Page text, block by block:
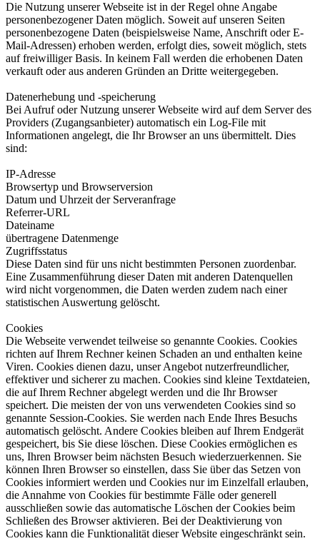
Die Nutzung unserer Webseite ist in der Regel ohne Angabe
personenbezogener Daten möglich. Soweit auf unseren Seiten
personenbezogene Daten (beispielsweise Name, Anschrift oder E-
Mail-Adressen) erhoben werden, erfolgt dies, soweit möglich, stets
auf freiwilliger Basis. In keinem Fall werden die erhobenen Daten
verkauft oder aus anderen Gründen an Dritte weitergegeben.
Datenerhebung und -speicherung
Bei Aufruf oder Nutzung unserer Webseite wird auf dem Server des
Providers (Zugangsanbieter) automatisch ein Log-File mit
Informationen angelegt, die Ihr Browser an uns übermittelt. Dies
sind:
IP-Adresse
Browsertyp und Browserversion
Datum und Uhrzeit der Serveranfrage
Referrer-URL
Dateiname
übertragene Datenmenge
Zugriffsstatus
Diese Daten sind für uns nicht bestimmten Personen zuordenbar.
Eine Zusammenführung dieser Daten mit anderen Datenquellen
wird nicht vorgenommen, die Daten werden zudem nach einer
statistischen Auswertung gelöscht.
Cookies
Die Webseite verwendet teilweise so genannte Cookies. Cookies
richten auf Ihrem Rechner keinen Schaden an und enthalten keine
Viren. Cookies dienen dazu, unser Angebot nutzerfreundlicher,
effektiver und sicherer zu machen. Cookies sind kleine Textdateien,
die auf Ihrem Rechner abgelegt werden und die Ihr Browser
speichert. Die meisten der von uns verwendeten Cookies sind so
genannte Session-Cookies. Sie werden nach Ende Ihres Besuchs
automatisch gelöscht. Andere Cookies bleiben auf Ihrem Endgerät
gespeichert, bis Sie diese löschen. Diese Cookies ermöglichen es
uns, Ihren Browser beim nächsten Besuch wiederzuerkennen. Sie
können Ihren Browser so einstellen, dass Sie über das Setzen von
Cookies informiert werden und Cookies nur im Einzelfall erlauben,
die Annahme von Cookies für bestimmte Fälle oder generell
ausschließen sowie das automatische Löschen der Cookies beim
Schließen des Browser aktivieren. Bei der Deaktivierung von
Cookies kann die Funktionalität dieser Website eingeschränkt sein.